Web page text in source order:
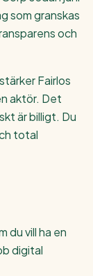
som granskas
och
Fairlos
aktör. Det
är billigt. Du
total
du vill ha en
digital